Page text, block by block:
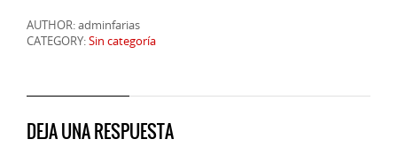
AUTHOR: adminfarias
CATEGORY:Sin categoría
DEJA UNA RESPUESTA